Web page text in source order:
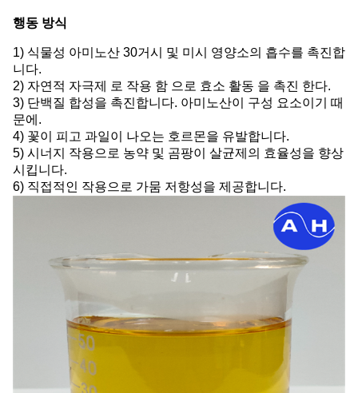
행동 방식
1) 식물성 아미노산 30거시 및 미시 영양소의 흡수를 촉진합
니다.
2) 자연적 자극제 로 작용 함 으로 효소 활동 을 촉진 한다.
3) 단백질 합성을 촉진합니다. 아미노산이 구성 요소이기 때
문에.
4) 꽃이 피고 과일이 나오는 호르몬을 유발합니다.
5) 시너지 작용으로 농약 및 곰팡이 살균제의 효율성을 향상
시킵니다.
6) 직접적인 작용으로 가뭄 저항성을 제공합니다.